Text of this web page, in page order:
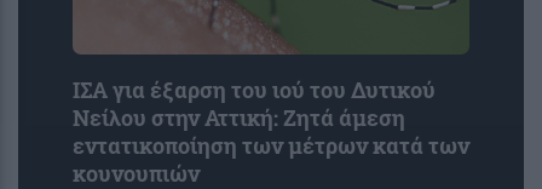
ΙΣΑ για έξαρση του ιού του Δυτικού
Νείλου στην Αττική: Ζητά άμεση
εντατικοποίηση των μέτρων κατά των
κουνουπιών